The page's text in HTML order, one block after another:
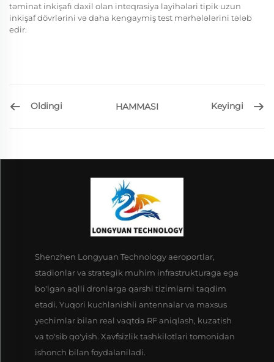
təminat inkişafı daxil olan inteqrasiya layihələri tipik uzun
inkişaf dövrlərini və daha kengaymiş test mərhələlərini tələb
edir.
Oldingi HAMMASI Keyingi
Shenzhen Longyuan Technology aeroportlar,
stadionlar va strategik muhim infrastrukturaga ega
bo'lgan aqlli dronlarga qarshi tizimlarni taqdim
etadi. Yuqori kuchlanishli antennalar va maxsus
yechimlar bilan real vaqtda RF aniqlash, kuzatish
va to'sib qo'yish. Xavfsizlik tashkilotlari tomonidan
ishonch bilan foydalaniladi.